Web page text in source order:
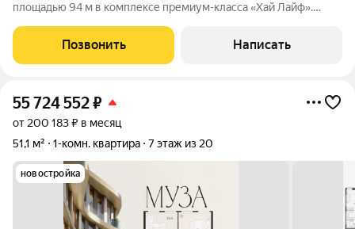
площадью 94 м в комплексе премиум-класса «Хай Лайф».
Свободная планировка позволяет организовать пространство
по собственному усмотрению.
Позвонить Написать
55 724 552₽
от 200 183 ₽ в месяц
51,1 м²
1-комн. квартира 7 этаж из 20
новостройка